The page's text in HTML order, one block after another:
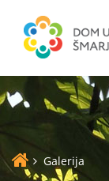
Galerija